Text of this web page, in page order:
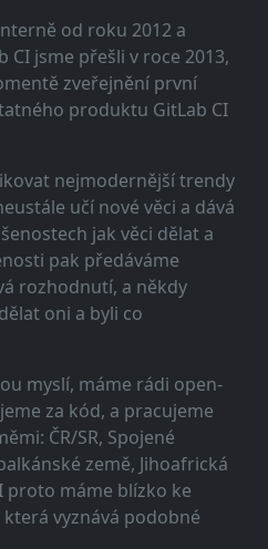
od roku 2012 a
CI jsme přešli v roce 2013,
zveřejnění první
produktu GitLab CI
nejmodernější trendy
učí nové věci a dává
jak věci dělat a
pak předáváme
rozhodnutí, a někdy
oni a byli co
myslí, máme rádi open-
za kód, a pracujeme
ČR/SR, Spojené
země, Jihoafrická
proto máme blízko ke
vyznává podobné